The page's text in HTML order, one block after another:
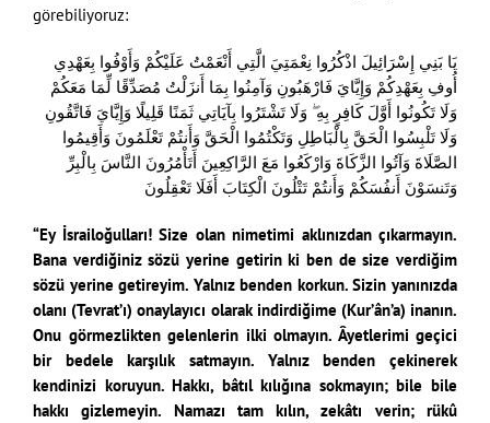
görebiliyoruz:
يَا بَنِي إِسْرَائِيلَ اذْكُرُوا نِعْمَتِيَ الَّتِي أَنْعَمْتُ عَلَيْكُمْ وَأَوْفُوا بِعَهْدِي
أُوفِ بِعَهْدِكُمْ وَإِيَّايَ فَارْهَبُونِ وَآمِنُوا بِمَا أَنزَلْتُ مُصَدِّقًا لِّمَا مَعَكُمْ
وَلَا تَكُونُوا أَوَّلَ كَافِرٍ بِهِ ۖ وَلَا تَشْتَرُوا بِآيَاتِي ثَمَنًا قَلِيلًا وَإِيَّايَ فَاتَّقُونِ
وَلَا تَلْبِسُوا الْحَقَّ بِالْبَاطِلِ وَتَكْتُمُوا الْحَقَّ وَأَنتُمْ تَعْلَمُونَ وَأَقِيمُوا
الصَّلَاةَ وَآتُوا الزَّكَاةَ وَارْكَعُوا مَعَ الرَّاكِعِينَ أَتَأْمُرُونَ النَّاسَ بِالْبِرِّ
وَتَنسَوْنَ أَنفُسَكُمْ وَأَنتُمْ تَتْلُونَ الْكِتَابَ أَفَلَا تَعْقِلُونَ
“Ey İsrailoğulları! Size olan nimetimi aklınızdan çıkarmayın.
Bana verdiğiniz sözü yerine getirin ki ben de size verdiğim
sözü yerine getireyim. Yalnız benden korkun. Sizin yanınızda
olanı (Tevrat’ı) onaylayıcı olarak indirdiğime (Kur’ân’a) inanın.
Onu görmezlikten gelenlerin ilki olmayın. Âyetlerimi geçici
bir bedele karşılık satmayın. Yalnız benden çekinerek
kendinizi koruyun. Hakkı, bâtıl kılığına sokmayın; bile bile
hakkı gizlemeyin. Namazı tam kılın, zekâtı verin; rükû